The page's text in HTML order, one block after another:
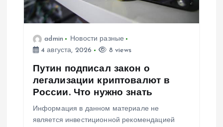
admin
Новости разные
4 августа, 2026
8 views
Путин подписал закон о
легализации криптовалют в
России. Что нужно знать
Информация в данном материале не
является инвестиционной рекомендацией